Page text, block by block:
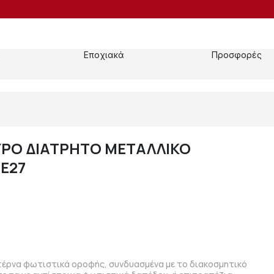
Εποχιακά Προσφορές
ΔΙΑΤΡΗΤΟ ΜΕΤΑΛΛΙΚΟ
φωτιστικά οροφής, συνδυασμένα με το διακοσμητικό